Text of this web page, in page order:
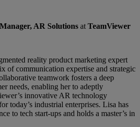
AR Solutions at TeamViewer
reality product marketing expert
of communication expertise and strategic
teamwork fosters a deep
needs, enabling her to adeptly
innovative AR technology
today’s industrial enterprises. Lisa has
to tech start-ups and holds a master’s in